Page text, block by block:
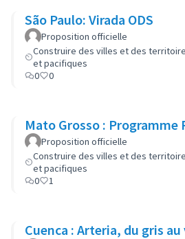
São Paulo: Virada ODS
Proposition officielle
Construire des villes et des
et pacifiques
0
0
Mato Grosso : Programme
Proposition officielle
Construire des villes et des
et pacifiques
0
1
Cuenca : Arteria, du gris